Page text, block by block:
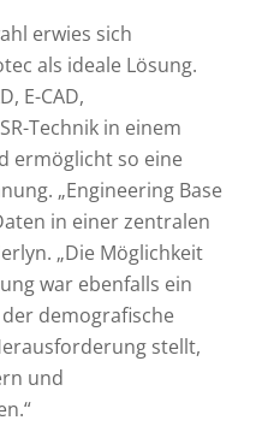
erwies sich
als ideale Lösung.
E-CAD,
Technik in einem
ermöglicht so eine
„Engineering Base
in einer zentralen
„Die Möglichkeit
war ebenfalls ein
demografische
stellt,
und